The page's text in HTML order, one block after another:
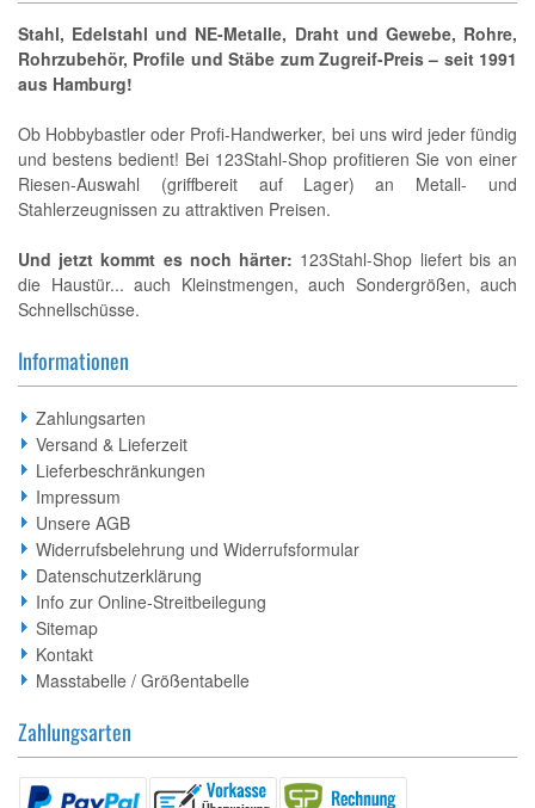
Stahl, Edelstahl und NE-Metalle, Draht und Gewebe, Rohre,
Rohrzubehör, Profile und Stäbe zum Zugreif-Preis – seit 1991
aus Hamburg!
Ob Hobbybastler oder Profi-Handwerker, bei uns wird jeder fündig
und bestens bedient! Bei 123Stahl-Shop profitieren Sie von einer
Riesen-Auswahl (griffbereit auf Lager) an Metall- und
Stahlerzeugnissen zu attraktiven Preisen.
Und jetzt kommt es noch härter: 123Stahl-Shop liefert bis an
die Haustür... auch Kleinstmengen, auch Sondergrößen, auch
Schnellschüsse.
Informationen
Zahlungsarten
Versand & Lieferzeit
Lieferbeschränkungen
Impressum
Unsere AGB
Widerrufsbelehrung und Widerrufsformular
Datenschutzerklärung
Info zur Online-Streitbeilegung
Sitemap
Kontakt
Masstabelle / Größentabelle
Zahlungsarten